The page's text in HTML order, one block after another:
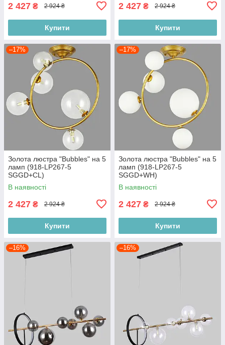
2 427 ₴ 2 924 ₴
Купити
2 427 ₴ 2 924 ₴
Купити
–17%
Золота люстра "Bubbles" на 5
ламп (918-LP267-5
SGGD+CL)
В наявності
2 427 ₴ 2 924 ₴
Купити
–17%
Золота люстра "Bubbles" на 5
ламп (918-LP267-5
SGGD+WH)
В наявності
2 427 ₴ 2 924 ₴
Купити
–16% –16%